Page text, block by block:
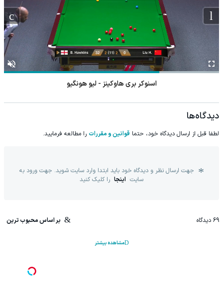
اسنوکر بری هاوکینز - لیو هونگیو
دیدگاه‌ها
لطفا قبل از ارسال دیدگاه خود، حتما قوانین و مقررات را مطالعه فرمایید.
جهت ارسال نظر و دیدگاه خود باید ابتدا وارد سایت شوید. جهت ورود به
سایت اینجا را کلیک کنید
69 دیدگاه بر اساس محبوب ترین
مشاهده بیشتر